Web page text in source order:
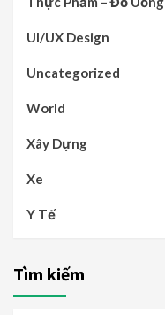
UI/UX Design
Uncategorized
World
Xây Dựng
Xe
Y Tế
Tìm kiếm